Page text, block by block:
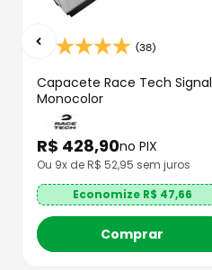
(38)
Capacete Race Tech Signal
Monocolor
R$ 428,90no PIX
Ou 9x de R$ 52,95 sem juros
Economize R$ 47,66
Comprar